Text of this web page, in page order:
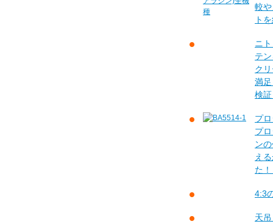
較
ト
ニ
テ
ク
満
検
プ
プ
ン
え
た
4:3
天